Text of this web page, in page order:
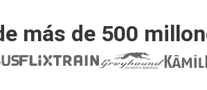
más de 500